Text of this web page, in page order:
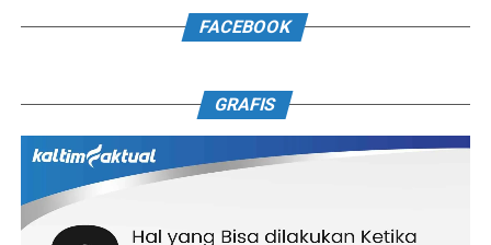
FACEBOOK
GRAFIS